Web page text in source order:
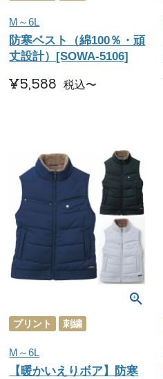
M～6L
防寒ベスト（綿100％・頑
丈設計）[SOWA-5106]
¥5,588 税込〜
プリント 刺繍
M～6L
【暖かいえりボア】防寒